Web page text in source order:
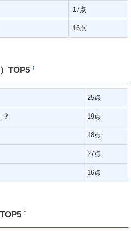
17点
16点
TOP5†
25点
？ 19点
18点
27点
16点
†